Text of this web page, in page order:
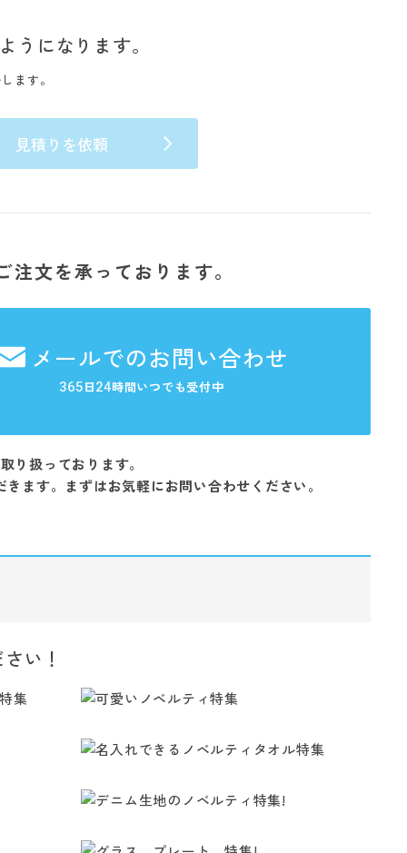
うになります。
ます。
見積りを依頼
文を承っております。
メールでのお問い合わせ
365日24時間いつでも受付中
り扱っております。
ます。まずはお気軽にお問い合わせください。
い！